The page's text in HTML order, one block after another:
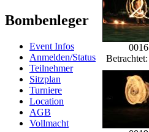
Bombenleger
Event Infos
Anmelden/Status
Teilnehmer
Sitzplan
Turniere
Location
AGB
Vollmacht